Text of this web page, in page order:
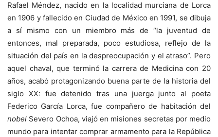
Rafael Méndez, nacido en la localidad murciana de Lorca
en 1906 y fallecido en Ciudad de México en 1991, se dibuja
a sí mismo con un miembro más de “la juventud de
entonces, mal preparada, poco estudiosa, reflejo de la
situación del país en la despreocupación y el atraso”. Pero
aquel chaval, que terminó la carrera de Medicina con 20
años, acabó protagonizando buena parte de la historia del
siglo XX: fue detenido tras una juerga junto al poeta
Federico García Lorca, fue compañero de habitación del
nobel Severo Ochoa, viajó en misiones secretas por medio
mundo para intentar comprar armamento para la República